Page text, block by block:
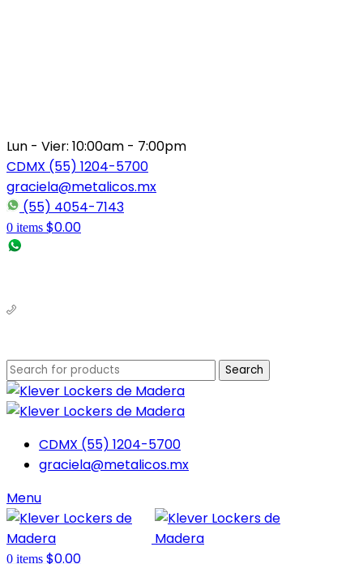
Lun - Vier: 10:00am - 7:00pm
CDMX (55) 1204-5700
graciela@metalicos.mx
(55) 4054-7143
0 items $0.00
Search
CDMX (55) 1204-5700
graciela@metalicos.mx
Menu
0 items $0.00